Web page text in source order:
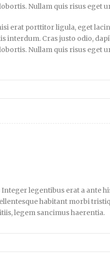
Nullam quis risus eget
erat porttitor ligula, eget
interdum. Cras justo odio,
Nullam quis risus eget
legentibus erat a ante
habitant morbi
legem sancimus haerentia.